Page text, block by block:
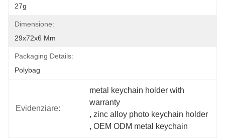
27g
Dimensione:
29x72x6 Mm
Packaging Details:
Polybag
Evidenziare:
metal keychain holder with
warranty
, zinc alloy photo keychain holder
, OEM ODM metal keychain